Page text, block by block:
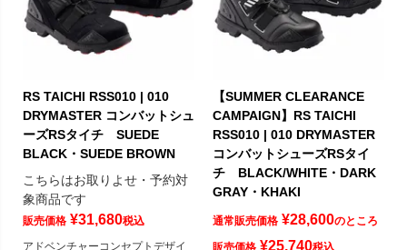
RS TAICHI RSS010 | 010
DRYMASTER コンバットシュ
ーズRSタイチ SUEDE
BLACK・SUEDE BROWN
こちらはお取りよせ・予約対
象商品です
販売価格 ¥31,680税込
アドベンチャーコンセプトデザイ
【SUMMER CLEARANCE
CAMPAIGN】RS TAICHI
RSS010 | 010 DRYMASTER
コンバットシューズRSタイ
チ BLACK/WHITE・DARK
GRAY・KHAKI
通常販売価格 ¥28,600のところ
¥25,740